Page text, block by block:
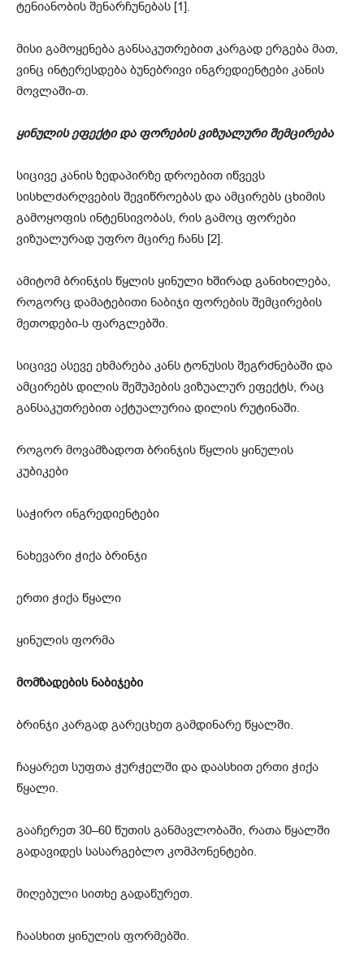
ტენიანობის შენარჩუნებას [1].
მისი გამოყენება განსაკუთრებით კარგად ერგება მათ,
ვინც ინტერესდება ბუნებრივი ინგრედიენტები კანის
მოვლაში-თ.
ყინულის ეფექტი და ფორების ვიზუალური შემცირება
სიცივე კანის ზედაპირზე დროებით იწვევს
სისხლძარღვების შევიწროებას და ამცირებს ცხიმის
გამოყოფის ინტენსივობას, რის გამოც ფორები
ვიზუალურად უფრო მცირე ჩანს [2].
ამიტომ ბრინჯის წყლის ყინული ხშირად განიხილება,
როგორც დამატებითი ნაბიჯი ფორების შემცირების
მეთოდები-ს ფარგლებში.
სიცივე ასევე ეხმარება კანს ტონუსის შეგრძნებაში და
ამცირებს დილის შეშუპების ვიზუალურ ეფექტს, რაც
განსაკუთრებით აქტუალურია დილის რუტინაში.
როგორ მოვამზადოთ ბრინჯის წყლის ყინულის
კუბიკები
საჭირო ინგრედიენტები
ნახევარი ჭიქა ბრინჯი
ერთი ჭიქა წყალი
ყინულის ფორმა
მომზადების ნაბიჯები
ბრინჯი კარგად გარეცხეთ გამდინარე წყალში.
ჩაყარეთ სუფთა ჭურჭელში და დაასხით ერთი ჭიქა
წყალი.
გააჩერეთ 30–60 წუთის განმავლობაში, რათა წყალში
გადავიდეს სასარგებლო კომპონენტები.
მიღებული სითხე გადაწურეთ.
ჩაასხით ყინულის ფორმებში.